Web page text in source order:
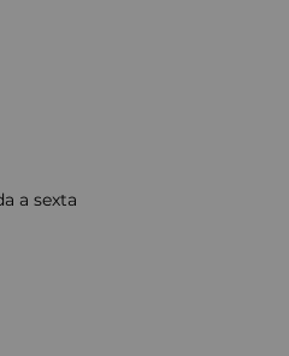
a sexta